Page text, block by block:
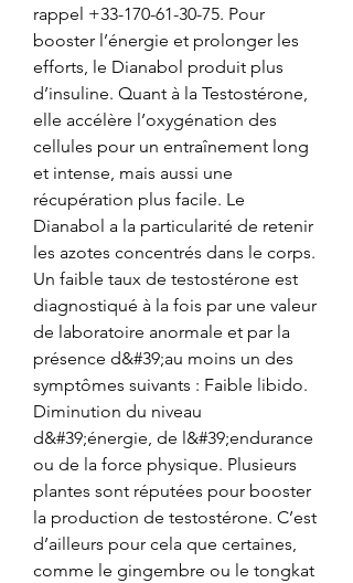
rappel +33-170-61-30-75. Pour
booster l’énergie et prolonger les
efforts, le Dianabol produit plus
d’insuline. Quant à la Testostérone,
elle accélère l’oxygénation des
cellules pour un entraînement long
et intense, mais aussi une
récupération plus facile. Le
Dianabol a la particularité de retenir
les azotes concentrés dans le corps.
Un faible taux de testostérone est
diagnostiqué à la fois par une valeur
de laboratoire anormale et par la
présence d&#39;au moins un des
symptômes suivants : Faible libido.
Diminution du niveau
d&#39;énergie, de l&#39;endurance
ou de la force physique. Plusieurs
plantes sont réputées pour booster
la production de testostérone. C’est
d’ailleurs pour cela que certaines,
comme le gingembre ou le tongkat